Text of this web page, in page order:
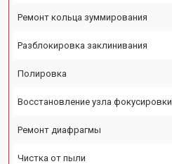
Ремонт кольца зуммирования
Разблокировка заклинивания
Полировка
Восстановление узла фокусировки
Ремонт диафрагмы
Чистка от пыли